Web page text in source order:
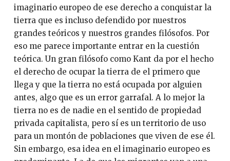
imaginario europeo de ese derecho a conquistar la
tierra que es incluso defendido por nuestros
grandes teóricos y nuestros grandes filósofos. Por
eso me parece importante entrar en la cuestión
teórica. Un gran filósofo como Kant da por el hecho
el derecho de ocupar la tierra de el primero que
llega y que la tierra no está ocupada por alguien
antes, algo que es un error garrafal. A lo mejor la
tierra no es de nadie en el sentido de propiedad
privada capitalista, pero sí es un territorio de uso
para un montón de poblaciones que viven de ese él.
Sin embargo, esa idea en el imaginario europeo es